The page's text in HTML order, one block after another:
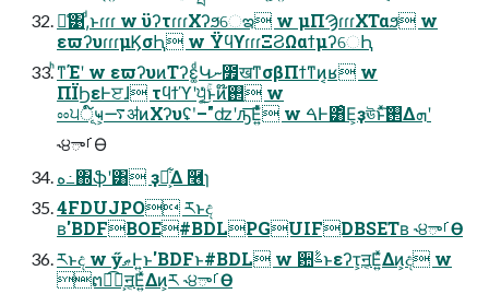
ྫ͑͹,ͩͱɾɾɾ w ϋʔτɾɾɾΧʔϧେఇ w μΠϠɾɾɾΧΤαϧ w
εϖʔυɾɾɾμϏσԦ w ΫϥϒɾɾɾΞϨΩαϯμʔେԦ
ͪͳΈʹ w εϖʔυͷΤʔε͚ͩԿނ೿खͳσβΠϯͳͷ͔ʁ w
ΠΪϦεͰੲɺ τϥϯϓʹ੫͕͔͔͍ۚͬͯͨ͜ͱͷ໊࢒ w
ೲ੫ূ໌ҹ͕࠷ॳͷΧʔυʢʹ–"ʣʹԡ͞Ε͍ͯͨ w ࠓͰ͸ͦΕ͕ҙঊͱͯ͠࢒Δܗʹ
˞੪ాࡱӨ
ه߸΍ֆʹ͸ ҙຯ͕͋Δ ݁࿦ɿ
4FDUJPO ཪͱද
ʙ'BDFBOE#BDLPGUIFDBSETʙ ˞੪ాࡱӨ
ཪͱද w ӳޠͰ͍͏ͱ'BDFͱ#BDL w ਺ࣈͱεʔτ͕ॻ͔Ε͍ͯΔͷ͕ද w
ຕಉ͡ฑ͕ॻ͔Ε͍ͯΔͷ͕ཪ ˞੪ాࡱӨ